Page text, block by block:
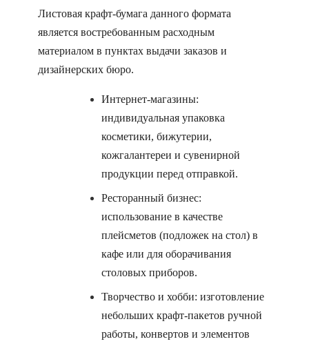
Листовая крафт-бумага данного формата
является востребованным расходным
материалом в пунктах выдачи заказов и
дизайнерских бюро.
Интернет-магазины:
индивидуальная упаковка
косметики, бижутерии,
кожгалантереи и сувенирной
продукции перед отправкой.
Ресторанный бизнес:
использование в качестве
плейсметов (подложек на стол) в
кафе или для оборачивания
столовых приборов.
Творчество и хобби: изготовление
небольших крафт-пакетов ручной
работы, конвертов и элементов